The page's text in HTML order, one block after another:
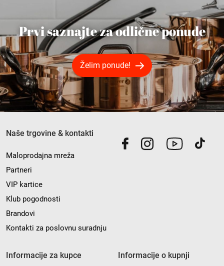
Prvi saznajte za odlične ponude
Želim ponude!
Naše trgovine & kontakti
Maloprodajna mreža
Partneri
VIP kartice
Klub pogodnosti
Brandovi
Kontakti za poslovnu suradnju
Informacije za kupce Informacije o kupnji